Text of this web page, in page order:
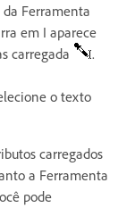
Ferramenta
em I aparece
carregada
.
o texto
carregados
a Ferramenta
pode